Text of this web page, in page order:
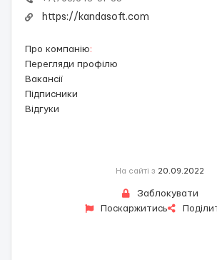
https://kandasoft.com
Про компанію:
Перегляди профілю
Вакансії
Підписники
Відгуки
На сайті з 20.09.2022
Заблокувати
Поскаржитись